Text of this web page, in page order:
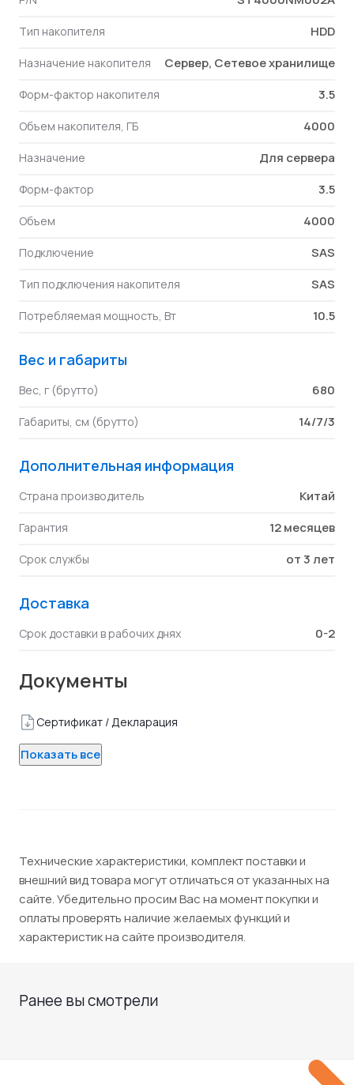
Тип накопителя HDD
Назначение накопителя Сервер, Сетевое хранилище
Форм-фактор накопителя 3.5
Объем накопителя, ГБ 4000
Назначение Для сервера
Форм-фактор 3.5
Объем 4000
Подключение SAS
Тип подключения накопителя SAS
Потребляемая мощность, Вт 10.5
Вес и габариты
Вес, г (брутто) 680
Габариты, см (брутто) 14/7/3
Дополнительная информация
Страна производитель Китай
Гарантия 12 месяцев
Срок службы от 3 лет
Доставка
Срок доставки в рабочих днях 0-2
Документы
Сертификат / Декларация
Показать все
Технические характеристики, комплект поставки и
внешний вид товара могут отличаться от указанных на
сайте. Убедительно просим Вас на момент покупки и
оплаты проверять наличие желаемых функций и
характеристик на сайте производителя.
Ранее вы смотрели